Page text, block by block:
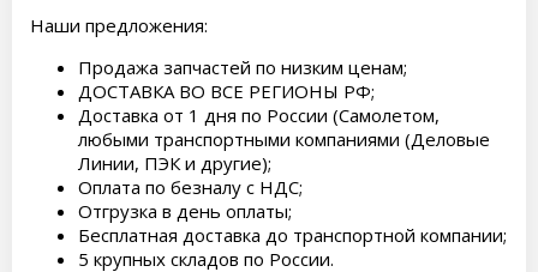
Наши предложения:
Продажа запчастей по низким ценам;
ДОСТАВКА ВО ВСЕ РЕГИОНЫ РФ;
Доставка от 1 дня по России (Самолетом,
любыми транспортными компаниями (Деловые
Линии, ПЭК и другие);
Оплата по безналу с НДС;
Отгрузка в день оплаты;
Бесплатная доставка до транспортной компании;
5 крупных складов по России.